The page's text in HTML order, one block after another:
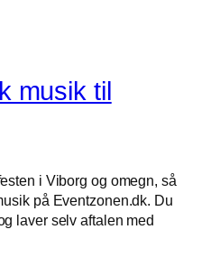
musik til
i Viborg og omegn, så
på Eventzonen.dk. Du
laver selv aftalen med